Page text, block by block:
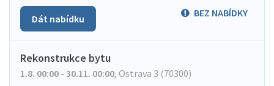
BEZ NABÍDKY
Dát nabídku
Rekonstrukce bytu
1.8. 00:00 - 30.11. 00:00, Ostrava 3 (70300)